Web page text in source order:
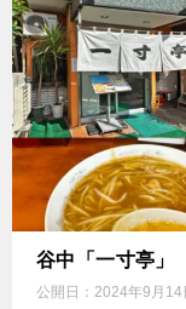
谷中「一寸亭」
公開日： 2024年9月14